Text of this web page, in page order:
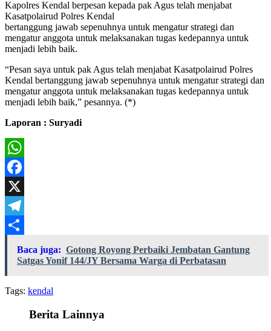
Kapolres Kendal berpesan kepada pak Agus telah menjabat
Kasatpolairud Polres Kendal
bertanggung jawab sepenuhnya untuk mengatur strategi dan
mengatur anggota untuk melaksanakan tugas kedepannya untuk
menjadi lebih baik.
“Pesan saya untuk pak Agus telah menjabat Kasatpolairud Polres
Kendal bertanggung jawab sepenuhnya untuk mengatur strategi dan
mengatur anggota untuk melaksanakan tugas kedepannya untuk
menjadi lebih baik,” pesannya. (*)
Laporan : Suryadi
WhatsApp
Facebook
X
Telegram
Share
Baca juga: Gotong Royong Perbaiki Jembatan Gantung
Satgas Yonif 144/JY Bersama Warga di Perbatasan
Tags: kendal
Berita Lainnya